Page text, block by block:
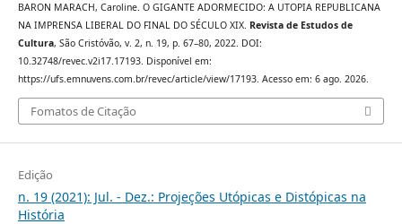
BARON MARACH, Caroline. O GIGANTE ADORMECIDO: A UTOPIA REPUBLICANA
NA IMPRENSA LIBERAL DO FINAL DO SÉCULO XIX. Revista de Estudos de
Cultura, São Cristóvão, v. 2, n. 19, p. 67–80, 2022. DOI:
10.32748/revec.v2i17.17193. Disponível em:
https://ufs.emnuvens.com.br/revec/article/view/17193. Acesso em: 6 ago. 2026.
Fomatos de Citação
Edição
n. 19 (2021): Jul. - Dez.: Projeções Utópicas e Distópicas na
História